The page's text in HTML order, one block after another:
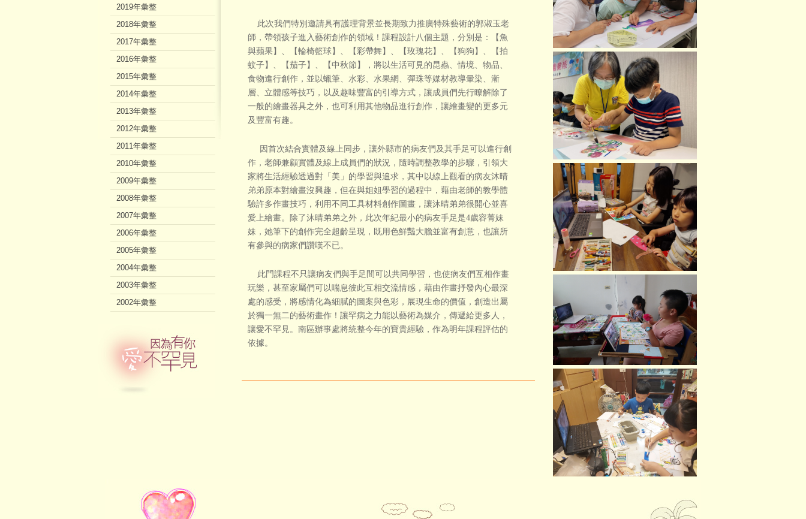
此次我們特別邀請具有護理背景並長期致力推廣特殊藝術的郭淑玉老
師，帶領孩子進入藝術創作的領域！課程設計八個主題，分別是：【魚
與蘋果】、【輪椅籃球】、【彩帶舞】、【玫瑰花】、【狗狗】、【拍
蚊子】、【茄子】、【中秋節】，將以生活可見的昆蟲、情境、物品、
食物進行創作，並以蠟筆、水彩、水果網、彈珠等媒材教導暈染、漸
層、立體感等技巧，以及趣味豐富的引導方式，讓成員們先行瞭解除了
一般的繪畫器具之外，也可利用其他物品進行創作，讓繪畫變的更多元
及豐富有趣。
因首次結合實體及線上同步，讓外縣市的病友們及其手足可以進行創
作，老師兼顧實體及線上成員們的狀況，隨時調整教學的步驟，引領大
家將生活經驗透過對「美」的學習與追求，其中以線上觀看的病友沐晴
弟弟原本對繪畫沒興趣，但在與姐姐學習的過程中，藉由老師的教學體
驗許多作畫技巧，利用不同工具材料創作圖畫，讓沐晴弟弟很開心並喜
愛上繪畫。除了沐晴弟弟之外，此次年紀最小的病友手足是4歲容菁妹
妹，她筆下的創作完全超齡呈現，既用色鮮豔大膽並富有創意，也讓所
有參與的病家們讚嘆不已。
此門課程不只讓病友們與手足間可以共同學習，也使病友們互相作畫
玩樂，甚至家屬們可以喘息彼此互相交流情感，藉由作畫抒發內心最深
處的感受，將感情化為細膩的圖案與色彩，展現生命的價值，創造出屬
於獨一無二的藝術畫作！讓罕病之力能以藝術為媒介，傳遞給更多人，
讓愛不罕見。南區辦事處將統整今年的寶貴經驗，作為明年課程評估的
依據。
2019年彙整
2018年彙整
2017年彙整
2016年彙整
2015年彙整
2014年彙整
2013年彙整
2012年彙整
2011年彙整
2010年彙整
2009年彙整
2008年彙整
2007年彙整
2006年彙整
2005年彙整
2004年彙整
2003年彙整
2002年彙整